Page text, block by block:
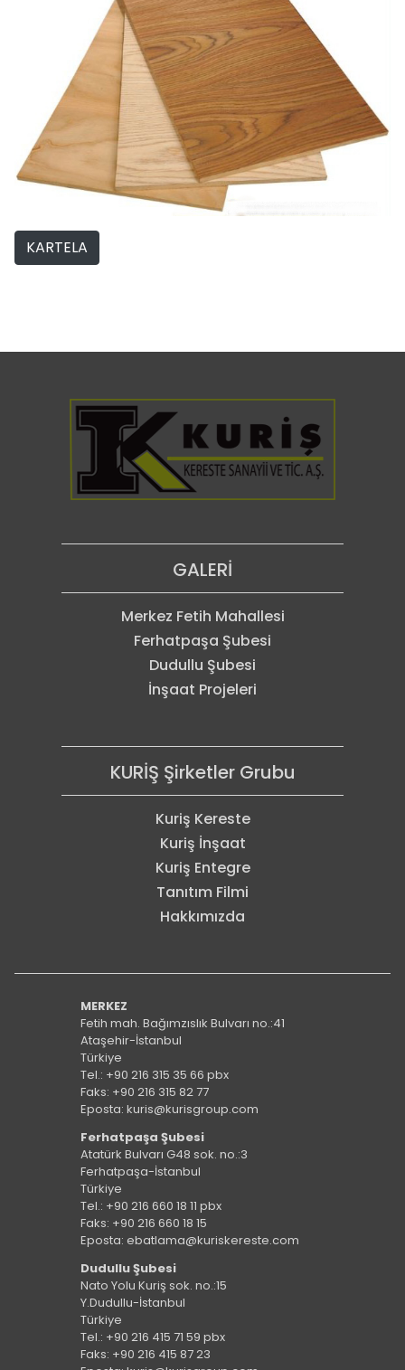
KARTELA
GALERİ
Merkez Fetih Mahallesi
Ferhatpaşa Şubesi
Dudullu Şubesi
İnşaat Projeleri
KURİŞ Şirketler Grubu
Kuriş Kereste
Kuriş İnşaat
Kuriş Entegre
Tanıtım Filmi
Hakkımızda
MERKEZ
Fetih mah. Bağımzıslık Bulvarı no.:41
Ataşehir-İstanbul
Türkiye
Tel.: +90 216 315 35 66 pbx
Faks: +90 216 315 82 77
Eposta: kuris@kurisgroup.com
Ferhatpaşa Şubesi
Atatürk Bulvarı G48 sok. no.:3
Ferhatpaşa-İstanbul
Türkiye
Tel.: +90 216 660 18 11 pbx
Faks: +90 216 660 18 15
Eposta: ebatlama@kuriskereste.com
Dudullu Şubesi
Nato Yolu Kuriş sok. no.:15
Y.Dudullu-İstanbul
Türkiye
Tel.: +90 216 415 71 59 pbx
Faks: +90 216 415 87 23